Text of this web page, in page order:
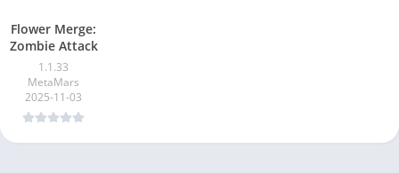
Flower Merge:
Zombie Attack
1.1.33
MetaMars
2025-11-03